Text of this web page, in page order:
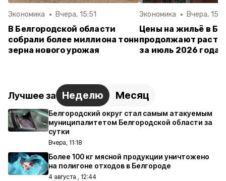
Экономика Вчера, 15:51
В Белгородской области
собрали более миллиона тонн
зерна нового урожая
Экономика Вчера,
Цены на жильё в
продолжают
за июль 2026 года
Лучшее за Неделю Месяц
Белгородский округ стал самым атакуемым
муниципалитетом Белгородской области за
сутки
Вчера, 11:18
Более 100 кг мясной продукции уничтожено
на полигоне отходов в Белгороде
4 августа , 12:44